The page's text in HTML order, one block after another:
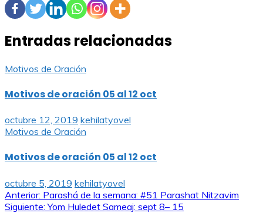
Entradas relacionadas
Motivos de Oración
Motivos de oración 05 al 12 oct
octubre 12, 2019 kehilatyovel
Motivos de Oración
Motivos de oración 05 al 12 oct
octubre 5, 2019 kehilatyovel
Navegación
Anterior: Parashá de la semana: #51 Parashat Nitzavim
Siguiente: Yom Huledet Sameaj: sept 8– 15